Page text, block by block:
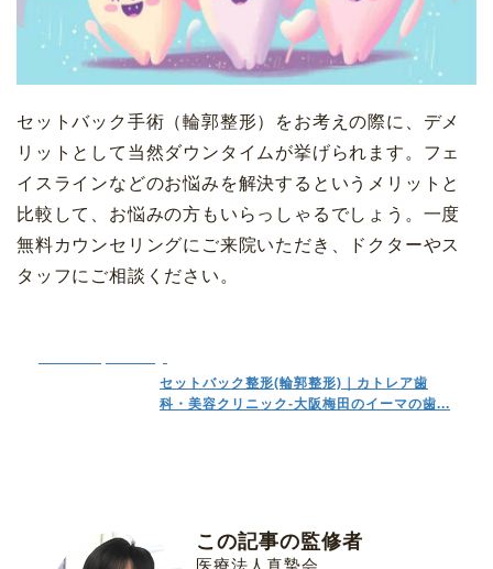
セットバック手術（輪郭整形）をお考えの際に、デメ
リットとして当然ダウンタイムが挙げられます。フェ
イスラインなどのお悩みを解決するというメリットと
比較して、お悩みの方もいらっしゃるでしょう。一度
無料カウンセリングにご来院いただき、ドクターやス
タッフにご相談ください。
セットバック整形(輪郭整形)｜カトレア歯
科・美容クリニック-大阪梅田のイーマの歯...
この記事の監修者
医療法人真摯会